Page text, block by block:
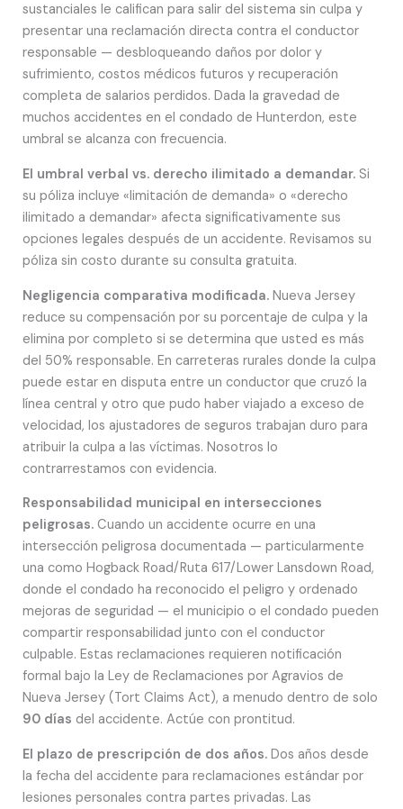
sustanciales le califican para salir del sistema sin culpa y
presentar una reclamación directa contra el conductor
responsable — desbloqueando daños por dolor y
sufrimiento, costos médicos futuros y recuperación
completa de salarios perdidos. Dada la gravedad de
muchos accidentes en el condado de Hunterdon, este
umbral se alcanza con frecuencia.
El umbral verbal vs. derecho ilimitado a demandar. Si
su póliza incluye «limitación de demanda» o «derecho
ilimitado a demandar» afecta significativamente sus
opciones legales después de un accidente. Revisamos su
póliza sin costo durante su consulta gratuita.
Negligencia comparativa modificada. Nueva Jersey
reduce su compensación por su porcentaje de culpa y la
elimina por completo si se determina que usted es más
del 50% responsable. En carreteras rurales donde la culpa
puede estar en disputa entre un conductor que cruzó la
línea central y otro que pudo haber viajado a exceso de
velocidad, los ajustadores de seguros trabajan duro para
atribuir la culpa a las víctimas. Nosotros lo
contrarrestamos con evidencia.
Responsabilidad municipal en intersecciones
peligrosas. Cuando un accidente ocurre en una
intersección peligrosa documentada — particularmente
una como Hogback Road/Ruta 617/Lower Lansdown Road,
donde el condado ha reconocido el peligro y ordenado
mejoras de seguridad — el municipio o el condado pueden
compartir responsabilidad junto con el conductor
culpable. Estas reclamaciones requieren notificación
formal bajo la Ley de Reclamaciones por Agravios de
Nueva Jersey (Tort Claims Act), a menudo dentro de solo
90 días del accidente. Actúe con prontitud.
El plazo de prescripción de dos años. Dos años desde
la fecha del accidente para reclamaciones estándar por
lesiones personales contra partes privadas. Las